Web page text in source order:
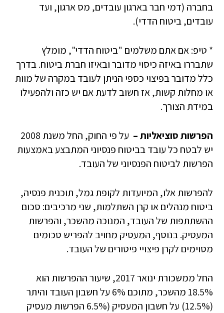
בחברה (דמי חבר בארגון עובדים, מס ארגון, ועד
עובדים, ביטוח הדדי).
* טיפ: אם אתם משלמים "ביטוח הדדי", מומלץ
שתבררו באיזה כיסוי מדובר ובאיזו חברת ביטוח. בדרך
כלל מדובר בפיצוי כספי הניתן לעובד במקרה של מוות
או מחלות קשות, אז חשוב לדעת אם יש כזה ולהפעילו
במידת הצורך.
הפרשות סוציאליות –
על פי החוק, החל משנת 2008
יש לבטח כל עובד בביטוח פנסיוני המתבצע באמצעות
הפרשות לביטוח הפנסיוני של העובד.
להפרשות אלו, המיועדות לקופת גמל, תוכנית פנסיה,
ביטוח מנהלים או קרן השתלמות, שני מרכיבים: סכום
ההשתתפות של העובד, המנוכה מהשכר, והפרשות
המעסיק. בנוסף, המעסיק מחויב להפריש סכומים
מסוימים לקרן פיצויי פיטורים של העובד.
החל ממשכורת ינואר 2017, שיעור ההפרשות הוא
18.5% מהשכר, מתוכם 6% על חשבון העובד והיתר
(12.5%) על חשבון המעסיק (6.5% הפרשות מעסיק